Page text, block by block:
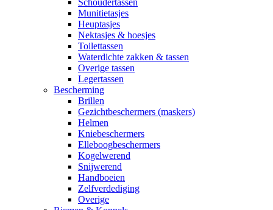
Munitietasjes
Heuptasjes
Nektasjes & hoesjes
Toilettassen
Waterdichte zakken & tassen
Overige tassen
Legertassen
Bescherming
Brillen
Gezichtbeschermers (maskers)
Helmen
Kniebeschermers
Elleboogbeschermers
Kogelwerend
Snijwerend
Handboeien
Zelfverdediging
Overige